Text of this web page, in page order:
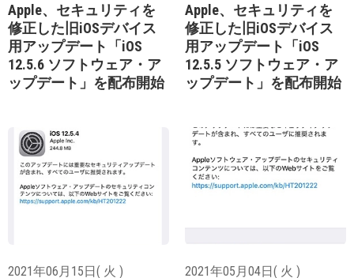
Apple、セキュリティを
修正した旧iOSデバイス
用アップデート「iOS
12.5.6 ソフトウェア・ア
ップデート」を配布開始
Apple、セキュリティを
修正した旧iOSデバイス
用アップデート「iOS
12.5.5 ソフトウェア・ア
ップデート」を配布開始
2021年06月15日( 火 ) 2021年05月04日( 火 )